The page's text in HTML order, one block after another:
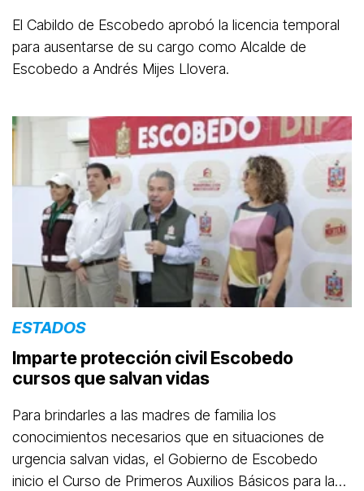
El Cabildo de Escobedo aprobó la licencia temporal
para ausentarse de su cargo como Alcalde de
Escobedo a Andrés Mijes Llovera.
ESTADOS
Imparte protección civil Escobedo
cursos que salvan vidas
Para brindarles a las madres de familia los
conocimientos necesarios que en situaciones de
urgencia salvan vidas, el Gobierno de Escobedo
inicio el Curso de Primeros Auxilios Básicos para las